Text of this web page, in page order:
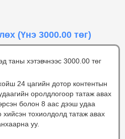
(Үнэ 3000.00 төг)
таны хэтэвчнээс 3000.00 төг
24 цагийн дотор контентын
оролдлогоор татаж авах
болон 8 аас дээш удаа
хийсэн тохиолдолд татаж авах
уу.